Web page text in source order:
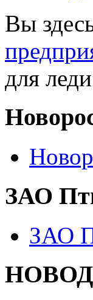
Вы
для
ЗАО
ЗАО